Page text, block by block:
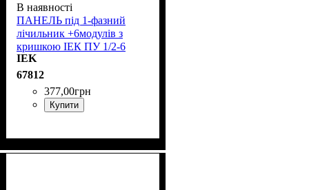
В наявності
ПАНЕЛЬ під 1-фазний
лічильник +6модулів з
кришкою ІЕК ПУ 1/2-6
MPP10-1
IEK
67812
377,00грн
Купити